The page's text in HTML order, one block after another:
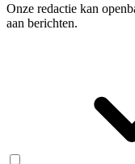
Onze redactie kan
aan berichten.